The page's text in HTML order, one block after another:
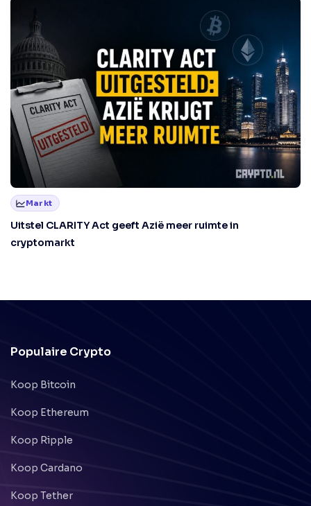
Markt
Uitstel CLARITY Act geeft Azië meer ruimte in
cryptomarkt
Populaire Crypto
Koop Bitcoin
Koop Ethereum
Koop Ripple
Koop Cardano
Koop Tether